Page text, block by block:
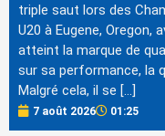
triple saut lors des
U20 à Eugene, Oregon,
atteint la marque de
sur sa performance, la
Malgré cela, il se […]
7 août 2026 01:25